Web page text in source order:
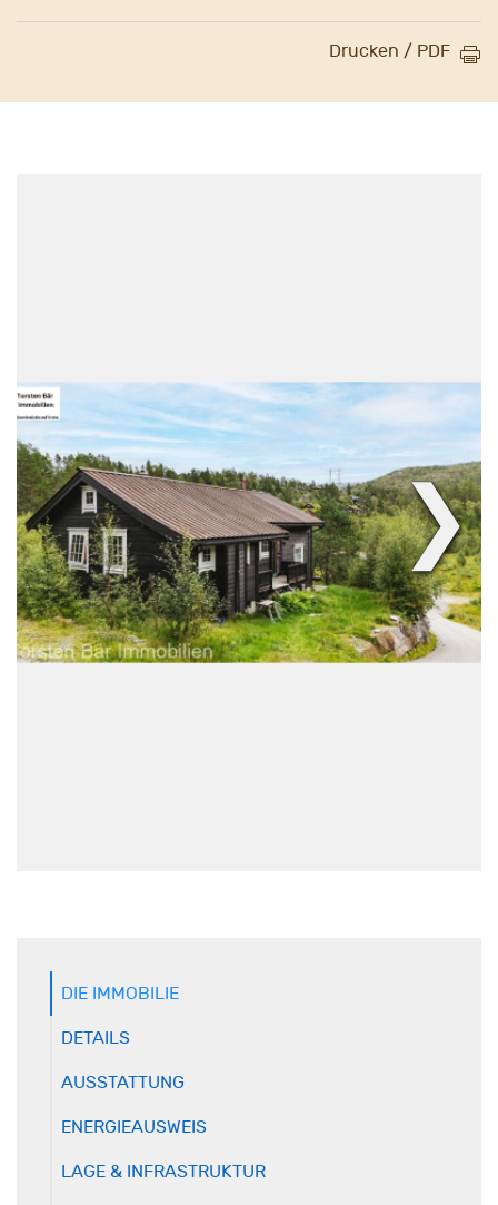
Drucken / PDF
❯
DIE IMMOBILIE
DETAILS
AUSSTATTUNG
ENERGIEAUSWEIS
LAGE & INFRASTRUKTUR